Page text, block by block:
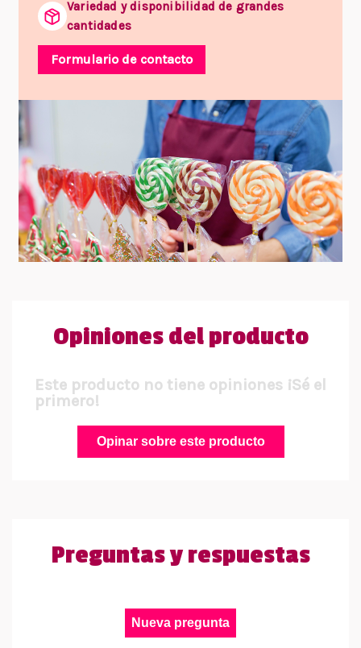
Variedad y disponibilidad de grandes
cantidades
Formulario de contacto
Opiniones del producto
Este producto no tiene opiniones ¡Sé el
primero!
Opinar sobre este producto
Preguntas y respuestas
Nueva pregunta